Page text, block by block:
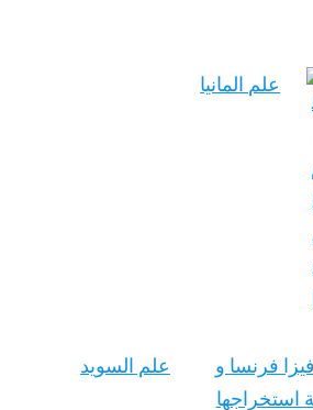
علم المانيا
فرنسا و
استخراجها
علم السويد